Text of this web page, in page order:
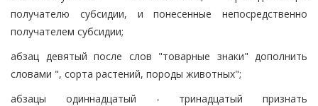
получателю субсидии, и понесенные непосредственно
получателем субсидии;
абзац девятый после слов "товарные знаки" дополнить
словами ", сорта растений, породы животных";
абзацы одиннадцатый - тринадцатый признать